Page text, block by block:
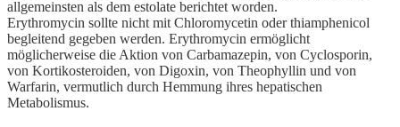
allgemeinsten als dem estolate berichtet worden.
Erythromycin sollte nicht mit Chloromycetin oder thiamphenicol
begleitend gegeben werden. Erythromycin ermöglicht
möglicherweise die Aktion von Carbamazepin, von Cyclosporin,
von Kortikosteroiden, von Digoxin, von Theophyllin und von
Warfarin, vermutlich durch Hemmung ihres hepatischen
Metabolismus.